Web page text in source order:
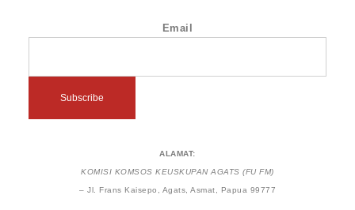
Email
ALAMAT:
KOMISI KOMSOS KEUSKUPAN AGATS (FU FM)
– Jl. Frans Kaisepo, Agats, Asmat, Papua 99777